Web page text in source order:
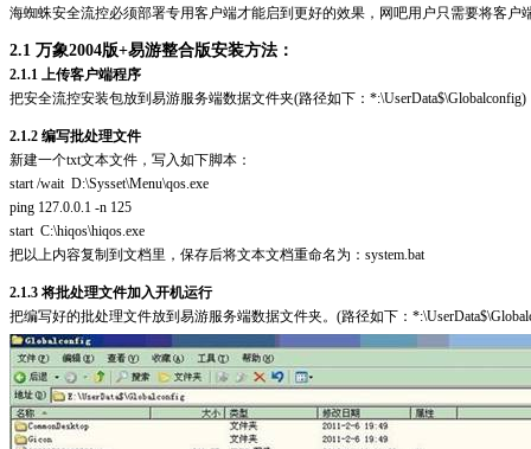
海蜘蛛安全流控必须部署专用客户端才能启到更好的效果，网吧用户只需要将客
2.1 万象2004版+易游整合版安装方法：
2.1.1 上传客户端程序
把安全流控安装包放到易游服务端数据文件夹(路径如下：*:\UserData$\Globalconfig)
2.1.2 编写批处理文件
新建一个txt文本文件，写入如下脚本：
start /wait D:\Sysset\Menu\qos.exe
ping 127.0.0.1 -n 125
start C:\hiqos\hiqos.exe
把以上内容复制到文档里，保存后将文本文档重命名为：system.bat
2.1.3 将批处理文件加入开机运行
把编写好的批处理文件放到易游服务端数据文件夹。(路径如下：